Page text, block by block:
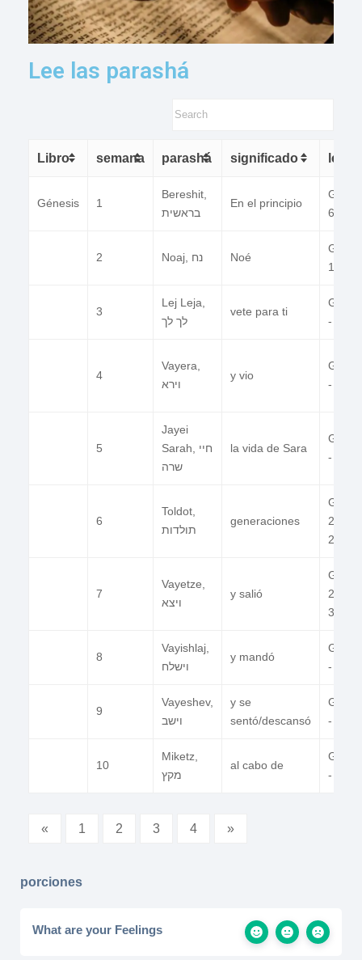
Lee las parashá
Libro semana parashá significado
Génesis 1
Bereshit,
בראשית
En el principio
Gn
6:8
2 Noaj, נח Noé
Gn
11:32
3
Lej Leja,
לך לך
vete para ti
Gn
-
4
Vayera,
וירא
y vio
Gn
-
5
Jayei
Sarah, חיי
שרה
la vida de Sara
Gn
-
6
Toldot,
תולדות
generaciones
Gn
25:19
28:9
7
Vayetze,
ויצא
y salió
Gn
28:10
32:3
8
Vayishlaj,
וישלח
y mandó
Gn
-
9
Vayeshev,
וישב
y se
sentó/descansó
Gn
-
10
Miketz,
מקץ
al cabo de
Gn
-
« 1 2 3 4 »
porciones
What are your Feelings